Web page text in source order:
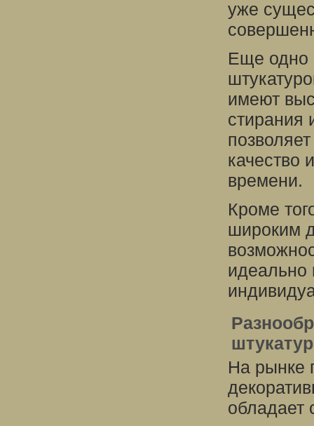
уже
Еще одно
имеют
стирания
качество
времени.
Кроме
широким
идеально
На рынке
обладает